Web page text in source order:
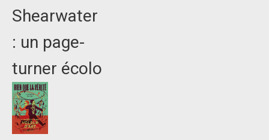
Shearwater
: un page-
turner écolo